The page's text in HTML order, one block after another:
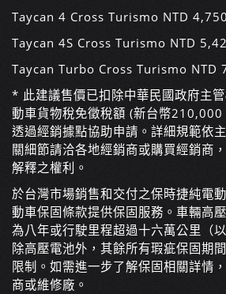
Taycan 4 Cross Turismo NTD
Taycan 4S Cross Turismo NTD
Taycan Turbo Cross Turismo NTD
* 此建議售價已扣除中華民國政府主
動車貨物稅免徵稅額 (新台幣210,000
透過經銷據點協助申請。詳細規範依
關細節請洽各地經銷商或購買經銷商
解釋之權利。
於台灣市場銷售和交付之保時捷純電
動車保固條款提供保固服務。車輛高
為八年或行駛里程超過十六萬公里（
除高壓電池外，其餘所有瑕疵保固期
限制。如需進一步了解保固相關詳情
商或維修廠。